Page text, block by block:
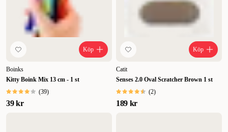
Köp
Boinks
Kitty Boink Mix 13 cm - 1 st
(39)
39 kr
Köp
Catit
Senses 2.0 Oval Scratcher Brown 1 st
(2)
189 kr